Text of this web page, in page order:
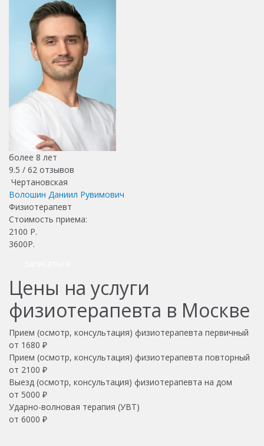
более 8 лет
9.5 / 62 отзывов
Чертановская
Волошин Даниил Рувимович
Физиотерапевт
Стоимость приема:
2100 Р.
3600Р.
Цены на услуги
физиотерапевта в Москве
Прием (осмотр, консультация) физиотерапевта первичный
от 1680 ₽
Прием (осмотр, консультация) физиотерапевта повторный
от 2100 ₽
Выезд (осмотр, консультация) физиотерапевта на дом
от 5000 ₽
Ударно-волновая терапия (УВТ)
от 6000 ₽